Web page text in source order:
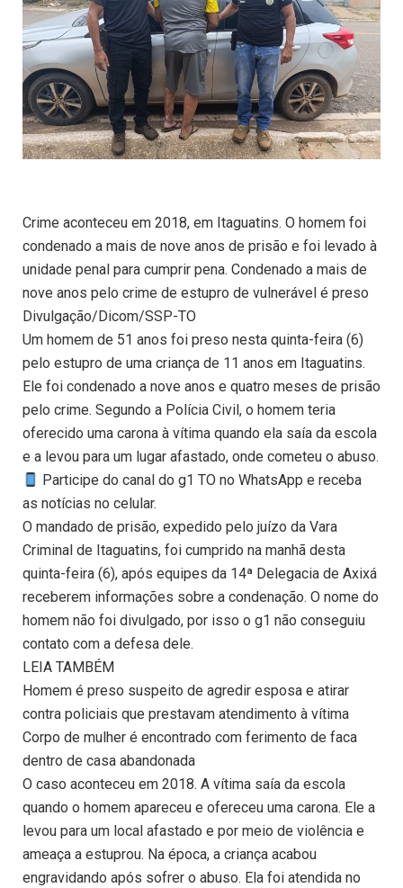
Crime aconteceu em 2018, em Itaguatins. O homem foi
condenado a mais de nove anos de prisão e foi levado à
unidade penal para cumprir pena. Condenado a mais de
nove anos pelo crime de estupro de vulnerável é preso
Divulgação/Dicom/SSP-TO
Um homem de 51 anos foi preso nesta quinta-feira (6)
pelo estupro de uma criança de 11 anos em Itaguatins.
Ele foi condenado a nove anos e quatro meses de prisão
pelo crime. Segundo a Polícia Civil, o homem teria
oferecido uma carona à vítima quando ela saía da escola
e a levou para um lugar afastado, onde cometeu o abuso.
Participe do canal do g1 TO no WhatsApp e receba
as notícias no celular.
O mandado de prisão, expedido pelo juízo da Vara
Criminal de Itaguatins, foi cumprido na manhã desta
quinta-feira (6), após equipes da 14ª Delegacia de Axixá
receberem informações sobre a condenação. O nome do
homem não foi divulgado, por isso o g1 não conseguiu
contato com a defesa dele.
LEIA TAMBÉM
Homem é preso suspeito de agredir esposa e atirar
contra policiais que prestavam atendimento à vítima
Corpo de mulher é encontrado com ferimento de faca
dentro de casa abandonada
O caso aconteceu em 2018. A vítima saía da escola
quando o homem apareceu e ofereceu uma carona. Ele a
levou para um local afastado e por meio de violência e
ameaça a estuprou. Na época, a criança acabou
engravidando após sofrer o abuso. Ela foi atendida no